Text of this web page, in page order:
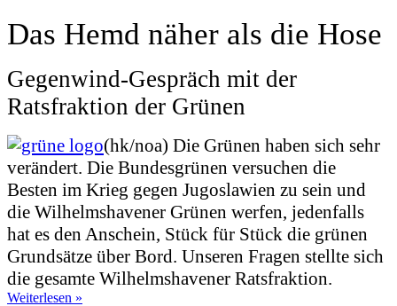
Das Hemd näher als die Hose
Gegenwind-Gespräch mit der
Ratsfraktion der Grünen
(hk/noa) Die Grünen haben sich sehr
verändert. Die Bundesgrünen versuchen die
Besten im Krieg gegen Jugoslawien zu sein und
die Wilhelmshavener Grünen werfen, jedenfalls
hat es den Anschein, Stück für Stück die grünen
Grundsätze über Bord. Unseren Fragen stellte sich
die gesamte Wilhelmshavener Ratsfraktion.
Weiterlesen »